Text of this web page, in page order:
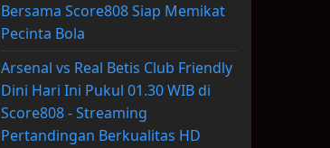
Bersama Score808 Siap Memikat
Pecinta Bola
Arsenal vs Real Betis Club Friendly
Dini Hari Ini Pukul 01.30 WIB di
Score808 - Streaming
Pertandingan Berkualitas HD